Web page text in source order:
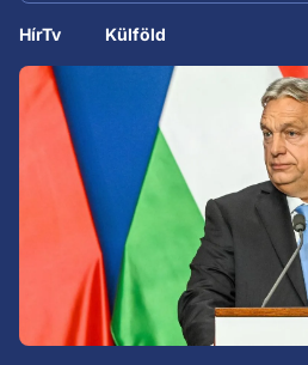
HírTv Külföld